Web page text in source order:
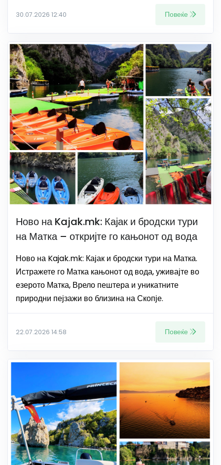
30.07.2026 12:40 Повеќе
Ново на Kajak.mk: Кајак и бродски тури
на Матка – откријте го кањонот од вода
Ново на Kajak.mk: Кајак и бродски тури на Матка.
Истражете го Матка кањонот од вода, уживајте во
езерото Матка, Врело пештера и уникатните
природни пејзажи во близина на Скопје.
22.07.2026 14:58 Повеќе